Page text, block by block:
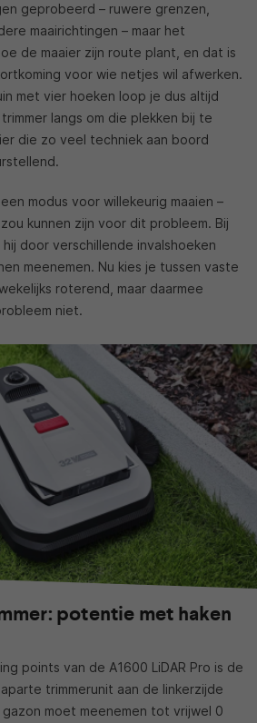
geprobeerd – ruwere grenzen,
maairichtingen – maar het
de maaier zijn route plant, en dat is
voor wie netjes wil afwerken.
met vier hoeken loop je dus altijd
langs om die plekken bij te
die zo veel techniek aan boord
modus voor willekeurig maaien –
kunnen zijn voor dit probleem. Bij
door verschillende invalshoeken
meenemen. Nu kies je tussen vaste
roterend, maar daarmee
niet.
potentie met haken
points van de A1600 LiDAR Pro is de
trimmerunit aan de linkerzijde
moet meenemen tot vrijwel 0